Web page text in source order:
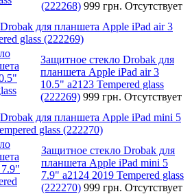
(222268) 999 грн. Отсутствует
для планшета Apple iPad air 3
glass (222269)
Защитное стекло Drobak для
планшета Apple iPad air 3
10.5" a2123 Tempered glass
(222269) 999 грн. Отсутствует
для планшета Apple iPad mini 5
glass (222270)
Защитное стекло Drobak для
планшета Apple iPad mini 5
7.9" a2124 2019 Tempered glass
(222270) 999 грн. Отсутствует